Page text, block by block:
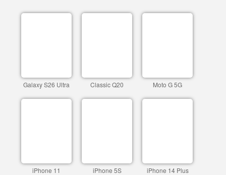
Galaxy S26 Ultra Classic Q20 Moto G 5G
iPhone 11 iPhone 5S iPhone 14 Plus